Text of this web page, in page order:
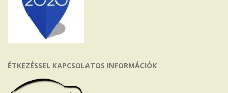
ÉTKEZÉSSEL KAPCSOLATOS INFORMÁCIÓK